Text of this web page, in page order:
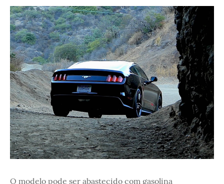
O modelo pode ser abastecido com gasolina